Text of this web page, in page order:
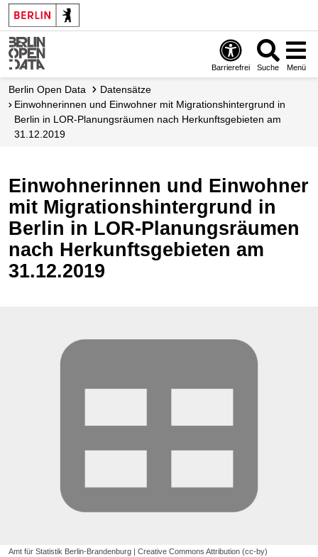
Skip
to
main
content
Barrierefrei Suche Menü
Berlin Open Data
Datensätze
Einwohnerinnen und Einwohner mit Migrationshintergrund in
Berlin in LOR-Planungsräumen nach Herkunftsgebieten am
31.12.2019
Einwohnerinnen und Einwohner
mit Migrationshintergrund in
Berlin in LOR-Planungsräumen
nach Herkunftsgebieten am
31.12.2019
Amt für Statistik Berlin-Brandenburg | Creative Commons Attribution (cc-by)